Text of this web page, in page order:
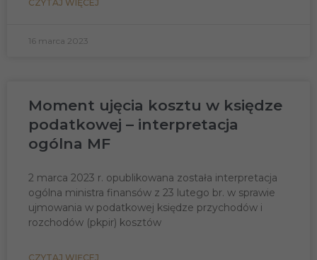
CZYTAJ WIĘCEJ
16 marca 2023
Moment ujęcia kosztu w księdze
podatkowej – interpretacja
ogólna MF
2 marca 2023 r. opublikowana została interpretacja
ogólna ministra finansów z 23 lutego br. w sprawie
ujmowania w podatkowej księdze przychodów i
rozchodów (pkpir) kosztów
CZYTAJ WIĘCEJ